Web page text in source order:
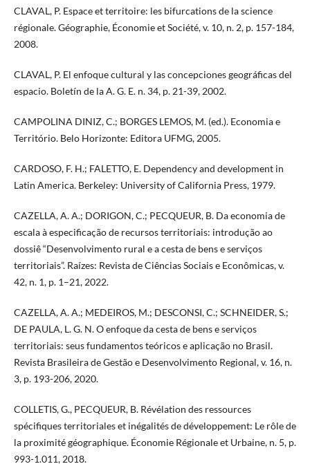
CLAVAL, P. Espace et territoire: les bifurcations de la science
régionale. Géographie, Économie et Société, v. 10, n. 2, p. 157-184,
2008.
CLAVAL, P. El enfoque cultural y las concepciones geográficas del
espacio. Boletín de la A. G. E. n. 34, p. 21-39, 2002.
CAMPOLINA DINIZ, C.; BORGES LEMOS, M. (ed.). Economia e
Território. Belo Horizonte: Editora UFMG, 2005.
CARDOSO, F. H.; FALETTO, E. Dependency and development in
Latin America. Berkeley: University of California Press, 1979.
CAZELLA, A. A.; DORIGON, C.; PECQUEUR, B. Da economia de
escala à especificação de recursos territoriais: introdução ao
dossiê “Desenvolvimento rural e a cesta de bens e serviços
territoriais”. Raízes: Revista de Ciências Sociais e Econômicas, v.
42, n. 1, p. 1–21, 2022.
CAZELLA, A. A.; MEDEIROS, M.; DESCONSI, C.; SCHNEIDER, S.;
DE PAULA, L. G. N. O enfoque da cesta de bens e serviços
territoriais: seus fundamentos teóricos e aplicação no Brasil.
Revista Brasileira de Gestão e Desenvolvimento Regional, v. 16, n.
3, p. 193-206, 2020.
COLLETIS, G., PECQUEUR, B. Révélation des ressources
spécifiques territoriales et inégalités de développement: Le rôle de
la proximité géographique. Économie Régionale et Urbaine, n. 5, p.
993-1.011, 2018.